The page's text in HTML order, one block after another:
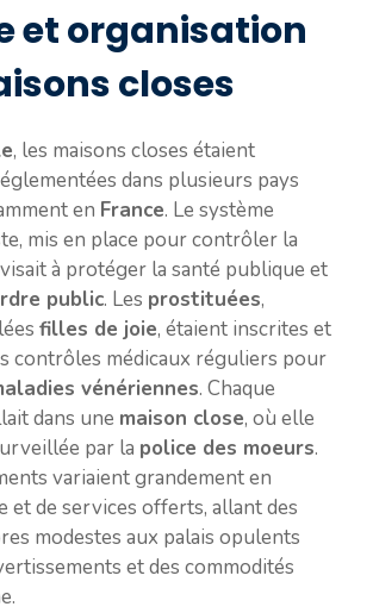
et organisation
closes
, les maisons closes étaient
dans plusieurs pays
en France. Le système
mis en place pour contrôler la
à protéger la santé publique et
public. Les prostituées,
filles de joie, étaient inscrites et
contrôles médicaux réguliers pour
vénériennes. Chaque
dans une maison close, où elle
par la police des moeurs.
variaient grandement en
et de services offerts, allant des
modestes aux palais opulents
et des commodités